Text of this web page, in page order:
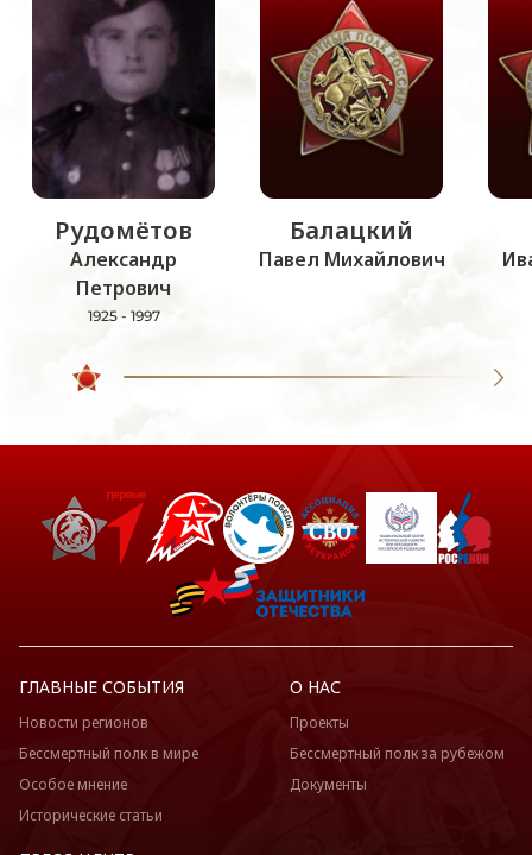
Рудомётов
Александр
Петрович
1925 - 1997
Балацкий
Павел Михайлович
ГЛАВНЫЕ СОБЫТИЯ
Новости регионов
Бессмертный полк в мире
Особое мнение
Исторические статьи
О НАС
Проекты
Бессмертный полк за рубежом
Документы